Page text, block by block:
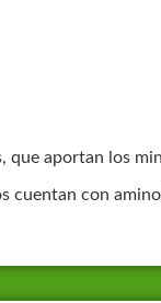
aportan los
cuentan con